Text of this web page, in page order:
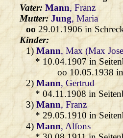
Vater: Mann, Franz
Mutter:Jung, Maria
oo 29.01.1906 in
Kinder:
1)Mann, Max (Max
* 10.04.1907 in
oo 10.05.1938
2)Mann, Gertrud
* 04.11.1908 in
3)Mann, Franz
* 29.05.1910 in
4)Mann, Alfons